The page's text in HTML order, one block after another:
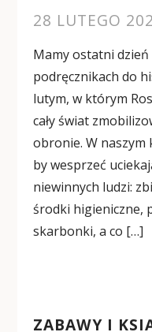
28 LUTEGO
Mamy ostatni
podręcznikach do
lutym, w którym
cały świat
obronie. W
by wesprzeć
niewinnych ludzi:
środki higieniczne,
skarbonki, a co […]
ZABAWY I